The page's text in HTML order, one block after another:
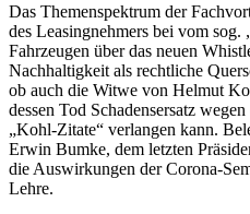
Das Themenspektrum der
des Leasingnehmers bei vom sog.
Fahrzeugen über das neuen
Nachhaltigkeit als rechtliche
ob auch die Witwe von Helmut
dessen Tod Schadensersatz
„Kohl-Zitate“ verlangen kann.
Erwin Bumke, dem letzten
die Auswirkungen der Corona-
Lehre.